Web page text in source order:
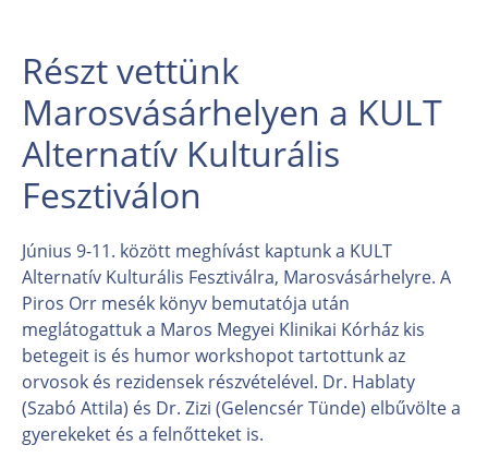
Részt vettünk
Marosvásárhelyen a KULT
Alternatív Kulturális
Fesztiválon
Június 9-11. között meghívást kaptunk a KULT
Alternatív Kulturális Fesztiválra, Marosvásárhelyre. A
Piros Orr mesék könyv bemutatója után
meglátogattuk a Maros Megyei Klinikai Kórház kis
betegeit is és humor workshopot tartottunk az
orvosok és rezidensek részvételével. Dr. Hablaty
(Szabó Attila) és Dr. Zizi (Gelencsér Tünde) elbűvölte a
gyerekeket és a felnőtteket is.